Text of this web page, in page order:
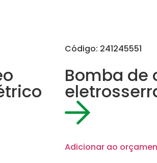
Código: 241245551
Bomba de
Adicionar ao